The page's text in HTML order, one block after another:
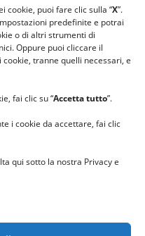
cookie, puoi fare clic sulla “X”.
predefinite e potrai
o di altri strumenti di
Oppure puoi cliccare il
cookie, tranne quelli necessari, e
fai clic su “Accetta tutto”.
i cookie da accettare, fai clic
qui sotto la nostra Privacy e